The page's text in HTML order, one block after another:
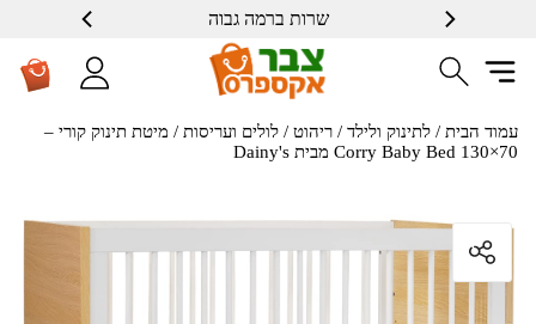
שרות ברמה גבוה
עמוד הבית / לתינוק ולילד / ריהוט / לולים ועריסות / מיטת תינוק קורי –
Corry Baby Bed 130×70 מבית Dainy's